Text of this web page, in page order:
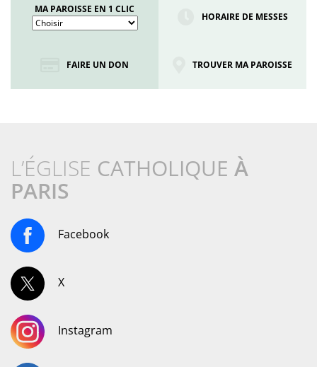
MA PAROISSE EN 1 CLIC
HORAIRE DE MESSES
FAIRE UN DON TROUVER MA PAROISSE
L’ÉGLISE CATHOLIQUE À
PARIS
Facebook
X
Instagram